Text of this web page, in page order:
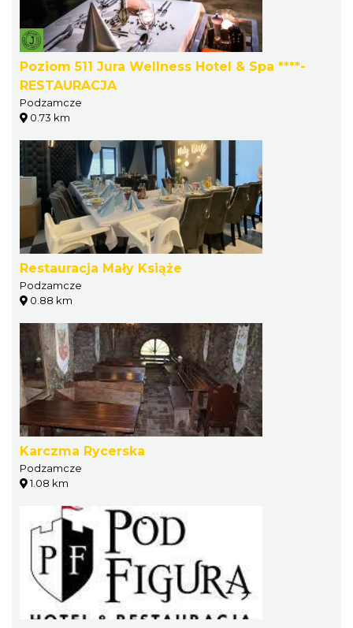
Poziom 511 Jura Wellness Hotel & Spa ****-
RESTAURACJA
Podzamcze
0.73 km
Restauracja Mały Książe
Podzamcze
0.88 km
Karczma Rycerska
Podzamcze
1.08 km